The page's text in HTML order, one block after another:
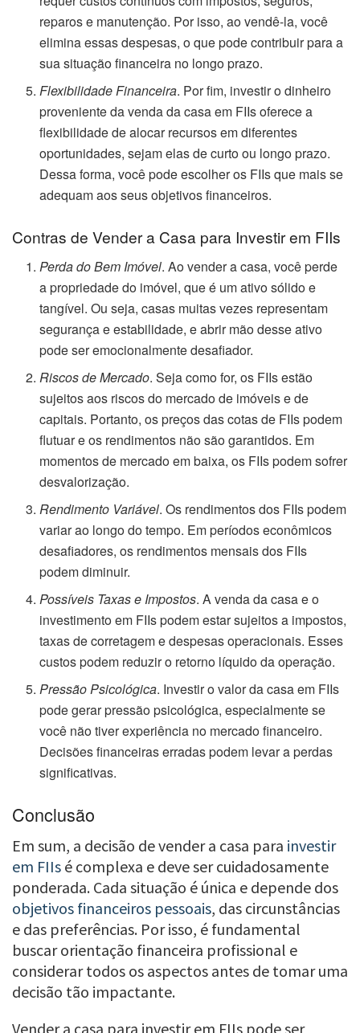
reparos e manutenção. Por isso, ao vendê-la, você
elimina essas despesas, o que pode contribuir para a
sua situação financeira no longo prazo.
Flexibilidade Financeira. Por fim, investir o dinheiro
proveniente da venda da casa em FIIs oferece a
flexibilidade de alocar recursos em diferentes
oportunidades, sejam elas de curto ou longo prazo.
Dessa forma, você pode escolher os FIIs que mais se
adequam aos seus objetivos financeiros.
Contras de Vender a Casa para Investir em FIIs
Perda do Bem Imóvel. Ao vender a casa, você perde
a propriedade do imóvel, que é um ativo sólido e
tangível. Ou seja, casas muitas vezes representam
segurança e estabilidade, e abrir mão desse ativo
pode ser emocionalmente desafiador.
Riscos de Mercado. Seja como for, os FIIs estão
sujeitos aos riscos do mercado de imóveis e de
capitais. Portanto, os preços das cotas de FIIs podem
flutuar e os rendimentos não são garantidos. Em
momentos de mercado em baixa, os FIIs podem sofrer
desvalorização.
Rendimento Variável. Os rendimentos dos FIIs podem
variar ao longo do tempo. Em períodos econômicos
desafiadores, os rendimentos mensais dos FIIs
podem diminuir.
Possíveis Taxas e Impostos. A venda da casa e o
investimento em FIIs podem estar sujeitos a impostos,
taxas de corretagem e despesas operacionais. Esses
custos podem reduzir o retorno líquido da operação.
Pressão Psicológica. Investir o valor da casa em FIIs
pode gerar pressão psicológica, especialmente se
você não tiver experiência no mercado financeiro.
Decisões financeiras erradas podem levar a perdas
significativas.
Conclusão
Em sum, a decisão de vender a casa para investir
em FIIs é complexa e deve ser cuidadosamente
ponderada. Cada situação é única e depende dos
objetivos financeiros pessoais, das circunstâncias
e das preferências. Por isso, é fundamental
buscar orientação financeira profissional e
considerar todos os aspectos antes de tomar uma
decisão tão impactante.
Vender a casa para investir em FIIs pode ser